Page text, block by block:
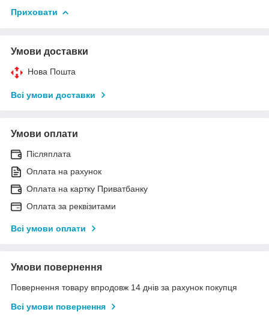
Приховати
Умови доставки
Нова Пошта
Всі умови доставки
Умови оплати
Післяплата
Оплата на рахунок
Оплата на картку Приватбанку
Оплата за реквізитами
Всі умови оплати
Умови повернення
Повернення товару впродовж 14 днів за рахунок покупця
Всі умови повернення